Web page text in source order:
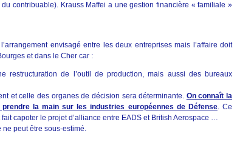
contribuable). Krauss Maffei a une gestion financière « familiale »
envisagé entre les deux entreprises mais l’affaire doit
et dans le Cher car :
restructuration de l’outil de production, mais aussi des bureaux
et celle des organes de décision sera déterminante. On connaît la
la main sur les industries européennes de Défense. Ce
fait capoter le projet d’alliance entre EADS et British Aerospace …
ne peut être sous-estimé.